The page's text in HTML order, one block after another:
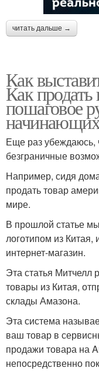
читать дальше →
Как
Как
пошаговое
начинающих
Еще раз убеждаюсь,
безграничные
Например, сидя
продать товар
мире.
В прошлой статье
логотипом из Китая,
интернет-магазин.
Эта статья Митчелл
товары из Китая,
склады Амазона.
Эта система
ваш товар в
продажи товара на
непосредственно